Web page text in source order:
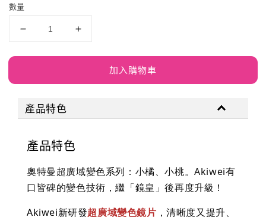
數量
加入購物車
產品特色
產品特色
奧特曼超廣域變色系列：小橘、小桃。Akiwei有
口皆碑的變色技術，繼「鏡皇」後再度升級！
Akiwei新研發超廣域變色鏡片 ，清晰度又提升、